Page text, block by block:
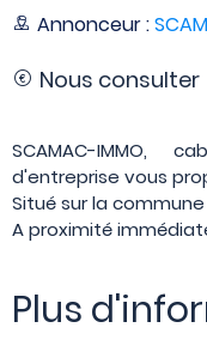
Annonceur :
Nous consulter
SCAMAC-IMMO,
d'entreprise vous
Situé sur la
A proximité
Plus